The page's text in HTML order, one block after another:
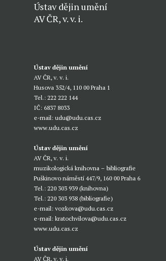
Ústav dějin umění
AV ČR, v. v. i.
Ústav dějin umění
AV ČR, v. v. i.
Husova 352/4, 110 00 Praha 1
Tel.: 222 222 144
IČ: 6837 8033
e-mail:udu@udu.cas.cz
www.udu.cas.cz
Ústav dějin umění
AV ČR, v. v. i.
muzikologická knihovna – bibliografie
Puškinovo náměstí 447/9, 160 00 Praha 6
Tel.: 220 303 939 (knihovna)
Tel.: 220 303 938 (bibliografie)
e-mail:vozkova@udu.cas.cz
e-mail:kratochvilova@udu.cas.cz
www.udu.cas.cz
Ústav dějin umění
AV ČR, v. v. i.